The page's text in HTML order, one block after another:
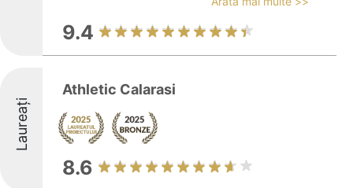
9.4
Laureați
Athletic Calarasi
8.6